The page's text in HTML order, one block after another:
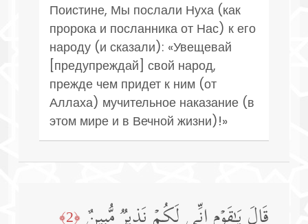
Поистине, Мы послали Нуха (как
пророка и посланника от Нас) к его
народу (и сказали): «Увещевай
[предупреждай] свой народ,
прежде чем придет к ним (от
Аллаха) мучительное наказание (в
этом мире и в Вечной жизни)!»
﴿2﴾